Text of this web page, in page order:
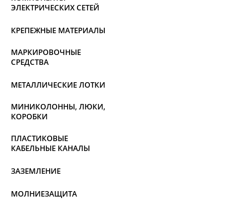
ЭЛЕКТРИЧЕСКИХ СЕТЕЙ
КРЕПЕЖНЫЕ МАТЕРИАЛЫ
МАРКИРОВОЧНЫЕ
СРЕДСТВА
МЕТАЛЛИЧЕСКИЕ ЛОТКИ
МИНИКОЛОННЫ, ЛЮКИ,
КОРОБКИ
ПЛАСТИКОВЫЕ
КАБЕЛЬНЫЕ КАНАЛЫ
ЗАЗЕМЛЕНИЕ
МОЛНИЕЗАЩИТА